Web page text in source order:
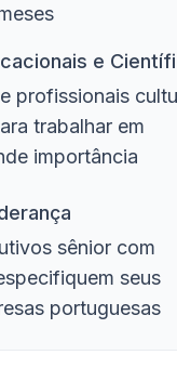
e
profissionais
trabalhar em
importância
sênior com
seus
portuguesas